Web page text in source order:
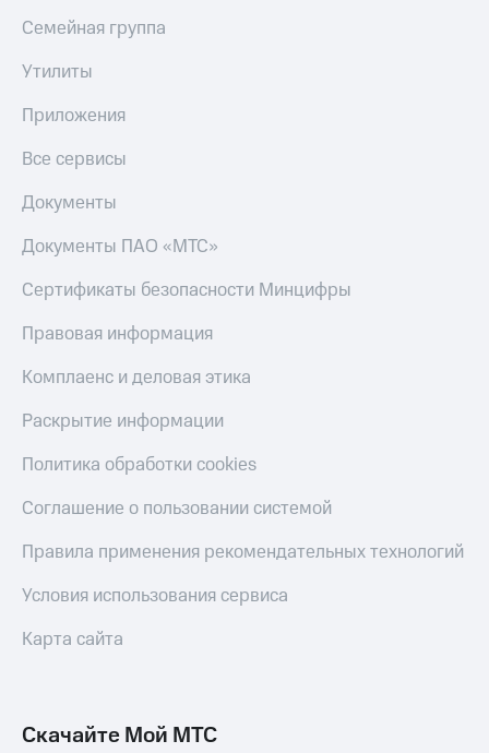
Семейная группа
Утилиты
Приложения
Все сервисы
Документы
Документы ПАО «МТС»
Сертификаты безопасности Минцифры
Правовая информация
Комплаенс и деловая этика
Раскрытие информации
Политика обработки cookies
Соглашение о пользовании системой
Правила применения рекомендательных технологий
Условия использования сервиса
Карта сайта
Скачайте Мой МТС